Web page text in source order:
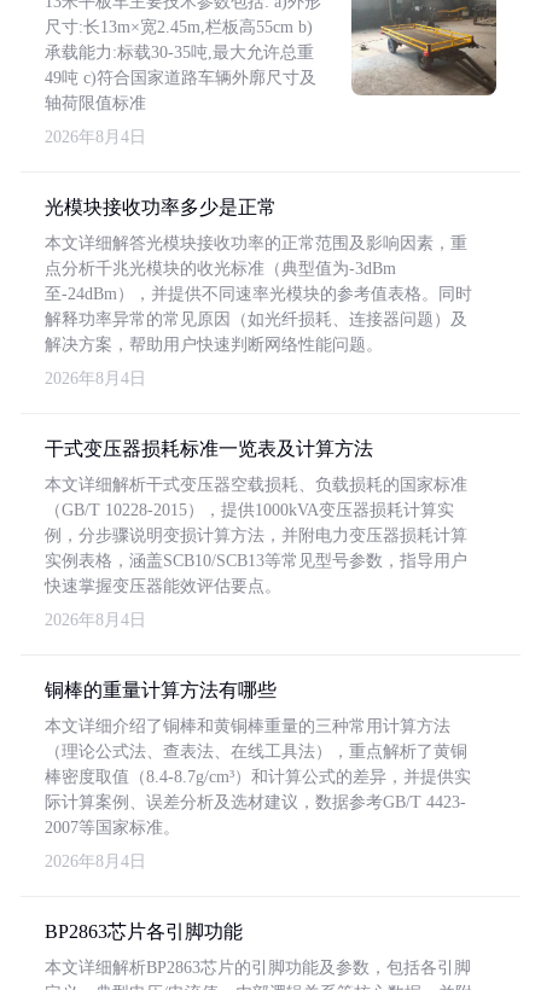
尺寸:长13m×宽2.45m,栏板高55cm b)
承载能力:标载30-35吨,最大允许总重
49吨 c)符合国家道路车辆外廓尺寸及
轴荷限值标准
2026年8月4日
光模块接收功率多少是正常
本文详细解答光模块接收功率的正常范围及影响因素，重
点分析千兆光模块的收光标准（典型值为-3dBm
至-24dBm），并提供不同速率光模块的参考值表格。同时
解释功率异常的常见原因（如光纤损耗、连接器问题）及
解决方案，帮助用户快速判断网络性能问题。
2026年8月4日
干式变压器损耗标准一览表及计算方法
本文详细解析干式变压器空载损耗、负载损耗的国家标准
（GB/T 10228-2015），提供1000kVA变压器损耗计算实
例，分步骤说明变损计算方法，并附电力变压器损耗计算
实例表格，涵盖SCB10/SCB13等常见型号参数，指导用户
快速掌握变压器能效评估要点。
2026年8月4日
铜棒的重量计算方法有哪些
本文详细介绍了铜棒和黄铜棒重量的三种常用计算方法
（理论公式法、查表法、在线工具法），重点解析了黄铜
棒密度取值（8.4-8.7g/cm³）和计算公式的差异，并提供实
际计算案例、误差分析及选材建议，数据参考GB/T 4423-
2007等国家标准。
2026年8月4日
BP2863芯片各引脚功能
本文详细解析BP2863芯片的引脚功能及参数，包括各引脚